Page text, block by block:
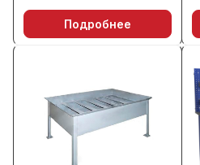
Подробнее